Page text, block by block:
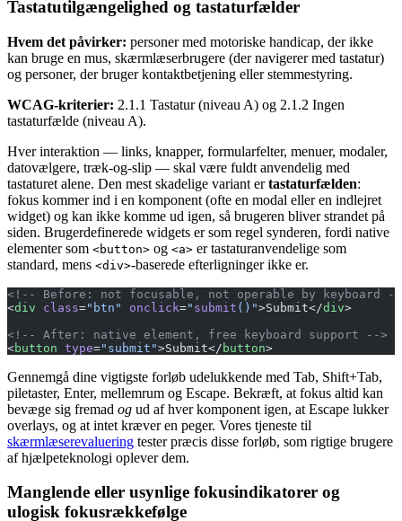
Tastatutilgængelighed og tastaturfælder
Hvem det påvirker: personer med motoriske handicap, der ikke
kan bruge en mus, skærmlæserbrugere (der navigerer med tastatur)
og personer, der bruger kontaktbetjening eller stemmestyring.
WCAG-kriterier: 2.1.1 Tastatur (niveau A) og 2.1.2 Ingen
tastaturfælde (niveau A).
Hver interaktion — links, knapper, formularfelter, menuer, modaler,
datovælgere, træk-og-slip — skal være fuldt anvendelig med
tastaturet alene. Den mest skadelige variant ertastaturfælden:
fokus kommer ind i en komponent (ofte en modal eller en indlejret
widget) og kan ikke komme ud igen, så brugeren bliver strandet på
siden. Brugerdefinerede widgets er som regel synderen, fordi native
elementer som <button> og <a> er tastaturanvendelige som
standard, mens <div>-baserede efterligninger ikke er.
<!-- Before: not focusable, not operable by keyboard --
<div class="btn" onclick=" submit ()">Submit</div>
<!-- After: native element, free keyboard support -->
<button type="submit">Submit</ button>
Gennemgå dine vigtigste forløb udelukkende med Tab, Shift+Tab,
piletaster, Enter, mellemrum og Escape. Bekræft, at fokus altid kan
bevæge sig fremad og ud af hver komponent igen, at Escape lukker
overlays, og at intet kræver en peger. Vores tjeneste til
skærmlæserevaluering tester præcis disse forløb, som rigtige brugere
af hjælpeteknologi oplever dem.
Manglende eller usynlige fokusindikatorer og
ulogisk fokusrækkefølge